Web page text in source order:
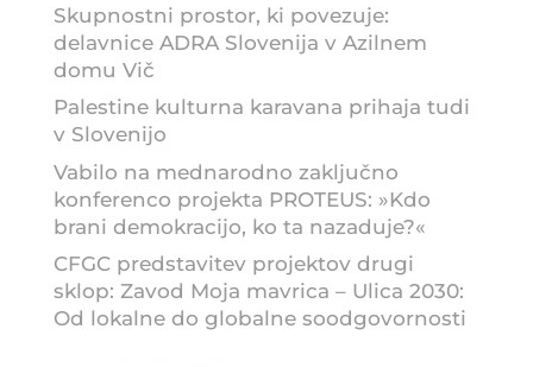
Skupnostni prostor, ki povezuje:
delavnice ADRA Slovenija v Azilnem
domu Vič
Palestine kulturna karavana prihaja tudi
v Slovenijo
Vabilo na mednarodno zaključno
konferenco projekta PROTEUS: »Kdo
brani demokracijo, ko ta nazaduje?«
CFGC predstavitev projektov drugi
sklop: Zavod Moja mavrica – Ulica 2030:
Od lokalne do globalne soodgovornosti